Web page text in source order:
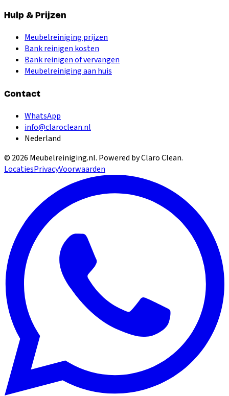
Hulp & Prijzen
Meubelreiniging prijzen
Bank reinigen kosten
Bank reinigen of vervangen
Meubelreiniging aan huis
Contact
WhatsApp
info@claroclean.nl
Nederland
© 2026 Meubelreiniging.nl. Powered by Claro Clean.
LocatiesPrivacyVoorwaarden